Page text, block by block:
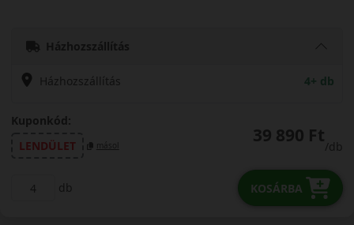
Házhozszállítás
Házhozszállítás 4+ db
Kuponkód:
LENDÜLET
másol 39 890 Ft
/db
db KOSÁRBA